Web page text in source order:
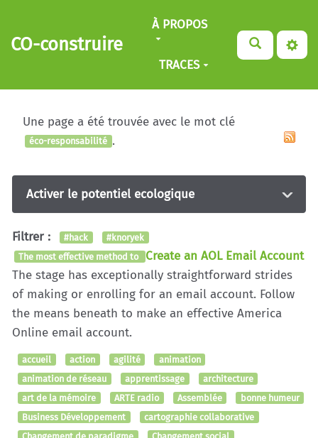
Aller au contenu principal
CO-construire
À PROPOS
TRACES
Une page a été trouvée avec le mot clé
éco-responsabilité .
Activer le potentiel ecologique
Filtrer : #hack
#knoryek
The most effective method to Create an AOL Email Account
The stage has exceptionally straightforward strides
of making or enrolling for an email account. Follow
the means beneath to make an effective America
Online email account.
accueil action agilité
animation
animation de réseau
apprentissage
architecture
art de la mémoire
ARTE radio Assemblée
bonne humeur
Business Développement
cartographie collaborative